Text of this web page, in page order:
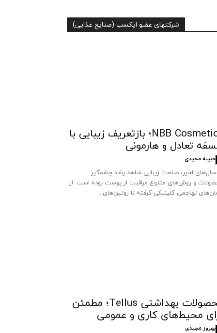
شرکتهای عضو ایکسب (صنایع غذایی)
NBB Cosmetics؛ بازتعریف زیبایی با
تعادل و هارمونی
حبیبه مجیدی
سال‌های اخیر، صنعت زیبایی شاهد رشد چشمگیر
و روش‌های متنوع مراقبت از پوست بوده است. از
تهاجمی کلینیکی گرفته تا روتین‌های...
محصولات بهداشتی Tellus؛ مطمئن
محیط‌های کاری و عمومی
بهروز مجیدی